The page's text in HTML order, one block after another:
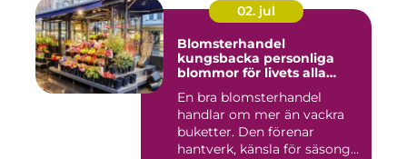
02. jul
Blomsterhandel
kungsbacka personliga
blommor för livets alla
En bra blomsterhandel
handlar om mer än vackra
buketter. Den förenar
hantverk, känsla för säsong